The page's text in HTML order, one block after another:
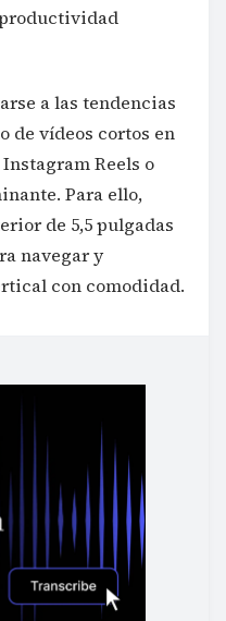
a las tendencias
de vídeos cortos en
Reels o
Para ello,
de 5,5 pulgadas
navegar y
con comodidad.